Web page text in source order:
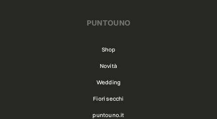
PUNTOUNO
Shop
Novità
Wedding
Fiori secchi
puntouno.it